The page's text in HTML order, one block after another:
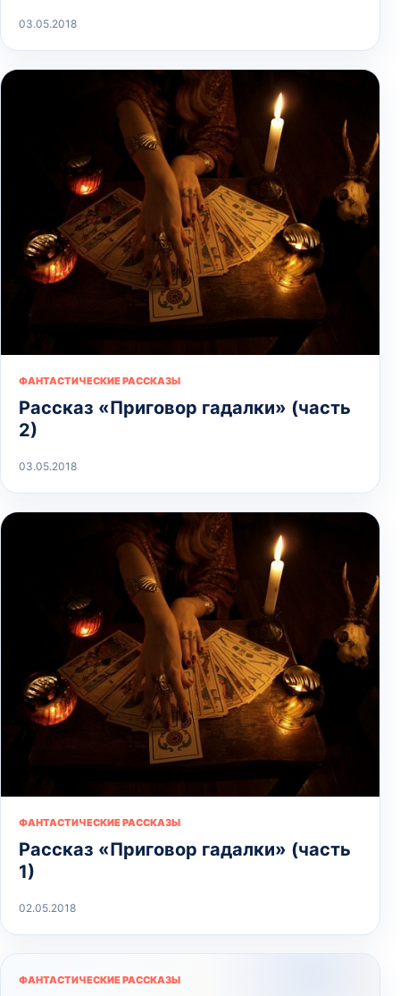
03.05.2018
ФАНТАСТИЧЕСКИЕ РАССКАЗЫ
Рассказ «Приговор гадалки» (часть
2)
03.05.2018
ФАНТАСТИЧЕСКИЕ РАССКАЗЫ
Рассказ «Приговор гадалки» (часть
1)
02.05.2018
ФАНТАСТИЧЕСКИЕ РАССКАЗЫ